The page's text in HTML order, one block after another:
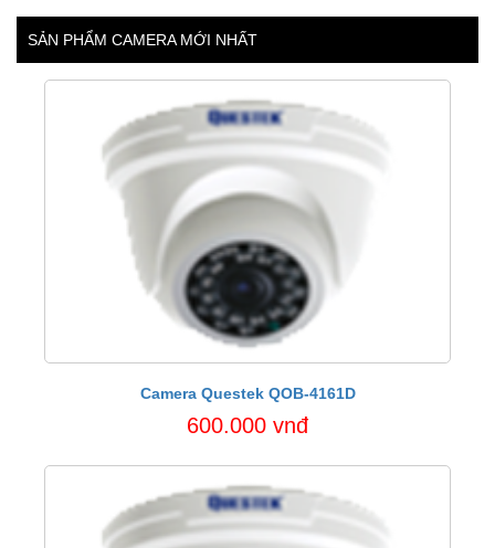
SẢN PHẨM CAMERA MỚI NHẤT
Camera Questek QOB-4161D
600.000 vnđ